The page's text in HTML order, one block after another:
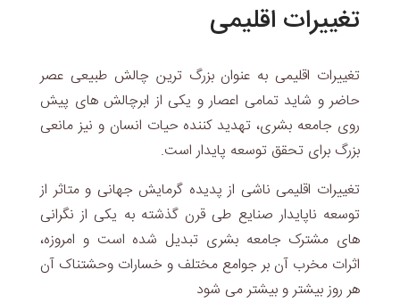
تغییرات اقلیمی
تغییرات اقلیمی به عنوان بزرگ ترین چالش طبیعی عصر
حاضر و شاید تمامی اعصار و یکی از ابرچالش های پیش
روی جامعه بشری، تهدید کننده حیات انسان و نیز مانعی
بزرگ برای تحقق توسعه پایدار است.
تغییرات اقلیمی ناشی از پدیده گرمایش جهانی و متاثر از
توسعه ناپایدار صنایع طی قرن گذشته به یکی از نگرانی
های مشترک جامعه بشری تبدیل شده است و امروزه،
اثرات مخرب آن بر جوامع مختلف و خسارات وحشتناک آن
هر روز بیشتر و بیشتر می شود